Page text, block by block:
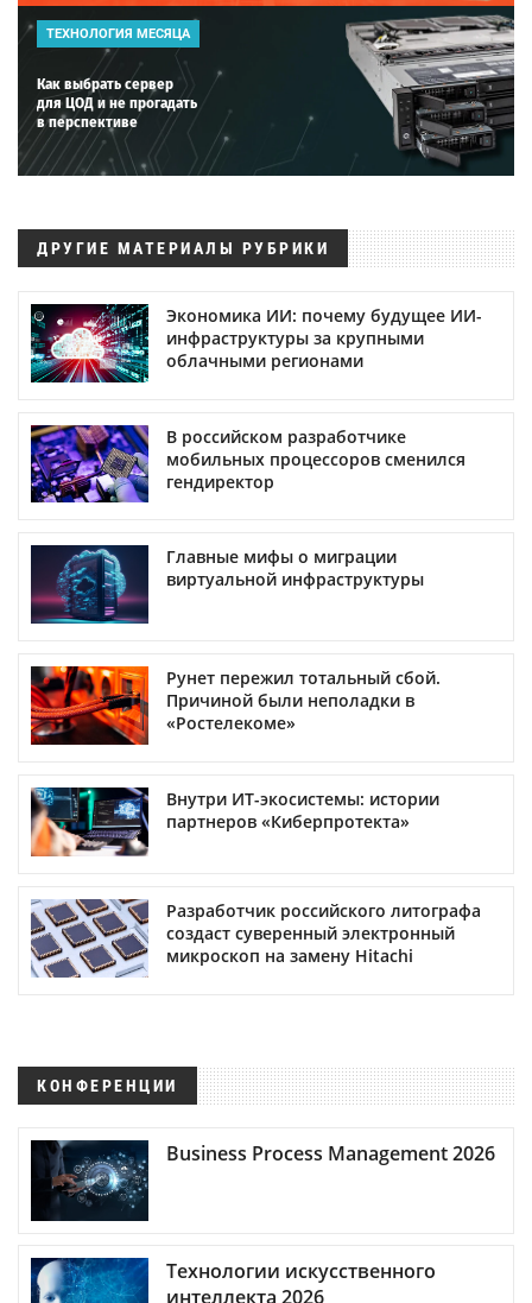
ТЕХНОЛОГИЯ МЕСЯЦА
Как выбрать сервер
для ЦОД и не прогадать
в перспективе
ДРУГИЕ МАТЕРИАЛЫ РУБРИКИ
Экономика ИИ: почему будущее ИИ-
инфраструктуры за крупными
облачными регионами
В российском разработчике
мобильных процессоров сменился
гендиректор
Главные мифы о миграции
виртуальной инфраструктуры
Рунет пережил тотальный сбой.
Причиной были неполадки в
«Ростелекоме»
Внутри ИТ-экосистемы: истории
партнеров «Киберпротекта»
Разработчик российского литографа
создаст суверенный электронный
микроскоп на замену Hitachi
КОНФЕРЕНЦИИ
Business Process Management 2026
Технологии искусственного
интеллекта 2026